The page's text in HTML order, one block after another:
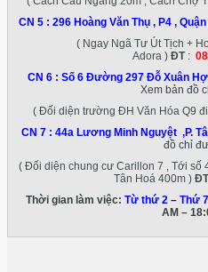
CN 5 : 296 Hoàng Văn Thụ , P4 ,
( Ngay Ngã Tư Út Tịch +
Adora ) ĐT:
CN 6 : Số 6 Đường 297 Đỗ Xuân
Xem bản đồ
( Đối diện trường ĐH Văn Hóa Q9
CN 7 : 44a Lương Minh Nguyệt ,P.
đồ chỉ
( Đối diện chung cư Carillon 7 , Tới số
Tân Hoá 400m ) ĐT
Thời gian làm việc: Từ thứ 2 – Thứ 7
AM –